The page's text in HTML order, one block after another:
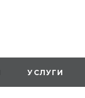
УСЛУГИ